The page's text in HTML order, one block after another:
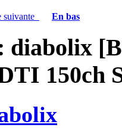
suivante En bas
diabolix
150ch